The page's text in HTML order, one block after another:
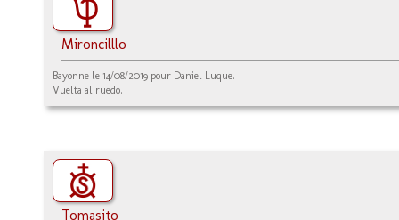
Mironcilllo
Bayonne le 14/08/2019 pour Daniel Luque.
Vuelta al ruedo.
Tomasito